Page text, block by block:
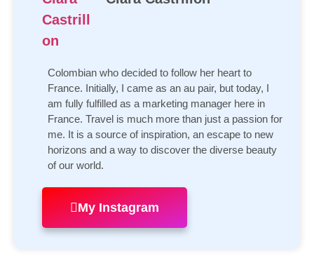
Colombian who decided to follow her heart to
France. Initially, I came as an au pair, but today, I
am fully fulfilled as a marketing manager here in
France. Travel is much more than just a passion for
me. It is a source of inspiration, an escape to new
horizons and a way to discover the diverse beauty
of our world.
My Instagram